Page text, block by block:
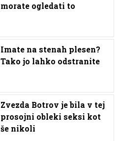
morate ogledati to
Imate na stenah plesen?
Tako jo lahko odstranite
Zvezda Botrov je bila v tej
prosojni obleki seksi kot
še nikoli